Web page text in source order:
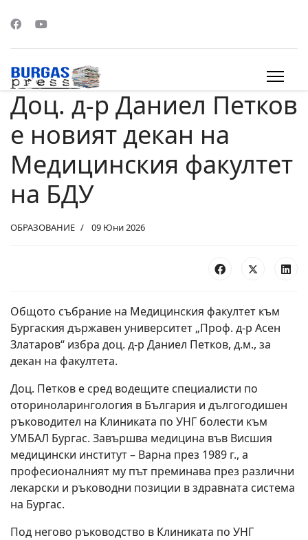
Доц. д-р Даниел Петков
е новият декан на
Медицинския факултет
на БДУ
ОБРАЗОВАНИЕ 09 Юни 2026
Общото събрание на Медицинския факултет към
Бургаския държавен университет „Проф. д-р Асен
Златаров“ избра доц. д-р Даниел Петков, д.м., за
декан на факултета.
Доц. Петков е сред водещите специалисти по
оториноларингология в България и дългогодишен
ръководител на Клиниката по УНГ болести към
УМБАЛ Бургас. Завършва медицина във Висшия
медицински институт – Варна през 1989 г., а
професионалният му път преминава през различни
лекарски и ръководни позиции в здравната система
на Бургас.
Под негово ръководство в Клиниката по УНГ